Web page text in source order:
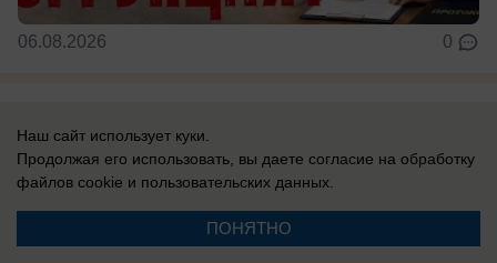
06.08.2026 0
Генералы бегут, армия отступает,
Зеленский врет: ВСУ больше не
испытывают оптимизма
Эксперты отмечают, что боевой дух украинцев
Наш сайт использует куки.
Продолжая его использовать, вы даете согласие на обработку
файлов cookie и пользовательских данных.
ПОНЯТНО